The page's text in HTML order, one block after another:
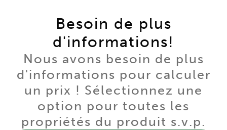
Besoin de plus
d'informations!
Nous avons besoin de plus
d'informations pour calculer
un prix ! Sélectionnez une
option pour toutes les
propriétés du produit s.v.p.